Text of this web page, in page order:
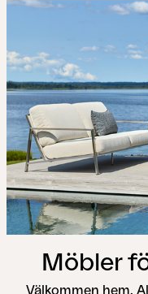
Möbler
Välkommen hem.